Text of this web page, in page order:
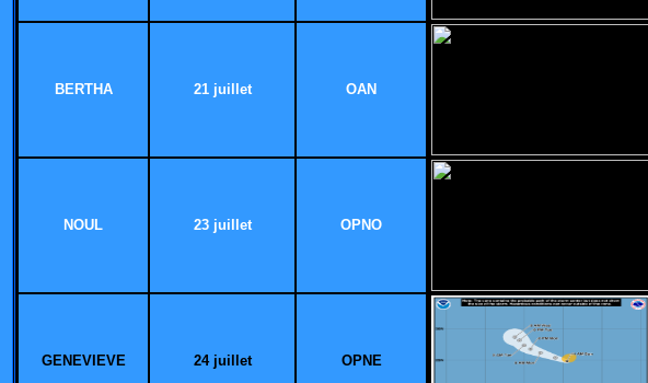
BERTHA 21 juillet OAN
NOUL 23 juillet OPNO
GENEVIEVE 24 juillet OPNE